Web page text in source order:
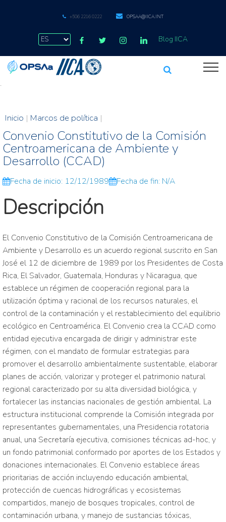
+506 2216 0222 OPSAA@IICA.INT
Blog IICA
.
Inicio | Marcos de política |
Convenio Constitutivo de la Comisión
Centroamericana de Ambiente y
Desarrollo (CCAD)
Fecha de inicio: 12/12/1989 Fecha de fin: N/A
Descripción
El Convenio Constitutivo de la Comisión Centroamericana de
Ambiente y Desarrollo es un acuerdo regional suscrito en San
José el 12 de diciembre de 1989 por los Presidentes de Costa
Rica, El Salvador, Guatemala, Honduras y Nicaragua, que
establece un régimen de cooperación regional para la
utilización óptima y racional de los recursos naturales, el
control de la contaminación y el restablecimiento del equilibrio
ecológico en Centroamérica. El Convenio crea la CCAD como
entidad ejecutiva encargada de dirigir y administrar este
régimen, con el mandato de formular estrategias para
promover el desarrollo ambientalmente sustentable, elaborar
planes de acción, valorizar y proteger el patrimonio natural
regional caracterizado por su alta diversidad biológica, y
fortalecer las instancias nacionales de gestión ambiental. La
estructura institucional comprende la Comisión integrada por
representantes gubernamentales, una Presidencia rotatoria
anual, una Secretaría ejecutiva, comisiones técnicas ad-hoc, y
un fondo patrimonial conformado por aportes de los Estados y
donaciones internacionales. El Convenio establece áreas
prioritarias de acción incluyendo educación ambiental,
protección de cuencas hidrográficas y ecosistemas
compartidos, manejo de bosques tropicales, control de
contaminación urbana, y manejo de sustancias tóxicas,